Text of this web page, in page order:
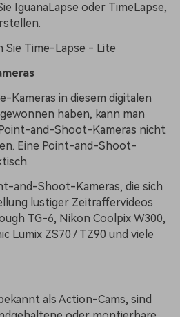
IguanaLapse oder TimeLapse,
Sie Time-Lapse - Lite
Kameras in diesem digitalen
haben, kann man
and-Shoot-Kameras nicht
Eine Point-and-Shoot-
and-Shoot-Kameras, die sich
lustiger Zeitraffervideos
TG-6, Nikon Coolpix W300,
Lumix ZS70 / TZ90 und viele
als Action-Cams, sind